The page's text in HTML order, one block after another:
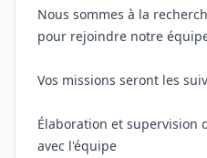
Nous sommes à la
pour rejoindre notre
Vos missions seront les
Élaboration et supervision
avec l'équipe